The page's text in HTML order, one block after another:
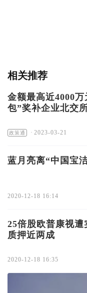
相关推荐
金额最高近4000
包”奖补企业北交
政策通 · 2023-03-21
蓝月亮离“中国宝
2020-12-18 16:14
25倍股欧普康视
质押近两成
2020-12-18 16:35